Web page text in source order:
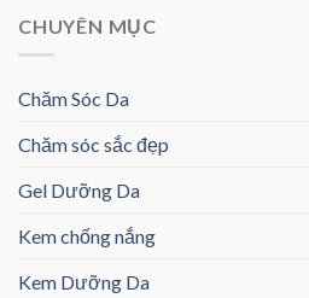
CHUYÊN MỤC
Chăm Sóc Da
Chăm sóc sắc đẹp
Gel Dưỡng Da
Kem chống nắng
Kem Dưỡng Da